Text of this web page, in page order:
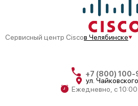
Сервисный центр Ciscoв Челябинске
+7 (800) 100-
ул.
Ежедневно, с